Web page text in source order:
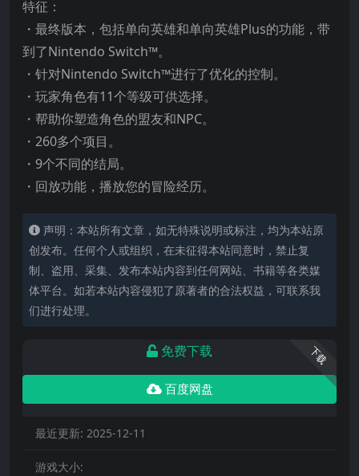
特征：
・最终版本，包括单向英雄和单向英雄Plus的功能，带
到了Nintendo Switch™。
・针对Nintendo Switch™进行了优化的控制。
・玩家角色有11个等级可供选择。
・帮助你塑造角色的盟友和NPC。
・260多个项目。
・9个不同的结局。
・回放功能，播放您的冒险经历。
声明：本站所有文章，如无特殊说明或标注，均为本站原
创发布。任何个人或组织，在未征得本站同意时，禁止复
制、盗用、采集、发布本站内容到任何网站、书籍等各类媒
体平台。如若本站内容侵犯了原著者的合法权益，可联系我
们进行处理。
下载
免费下载
百度网盘
最近更新: 2025-12-11
游戏大小: